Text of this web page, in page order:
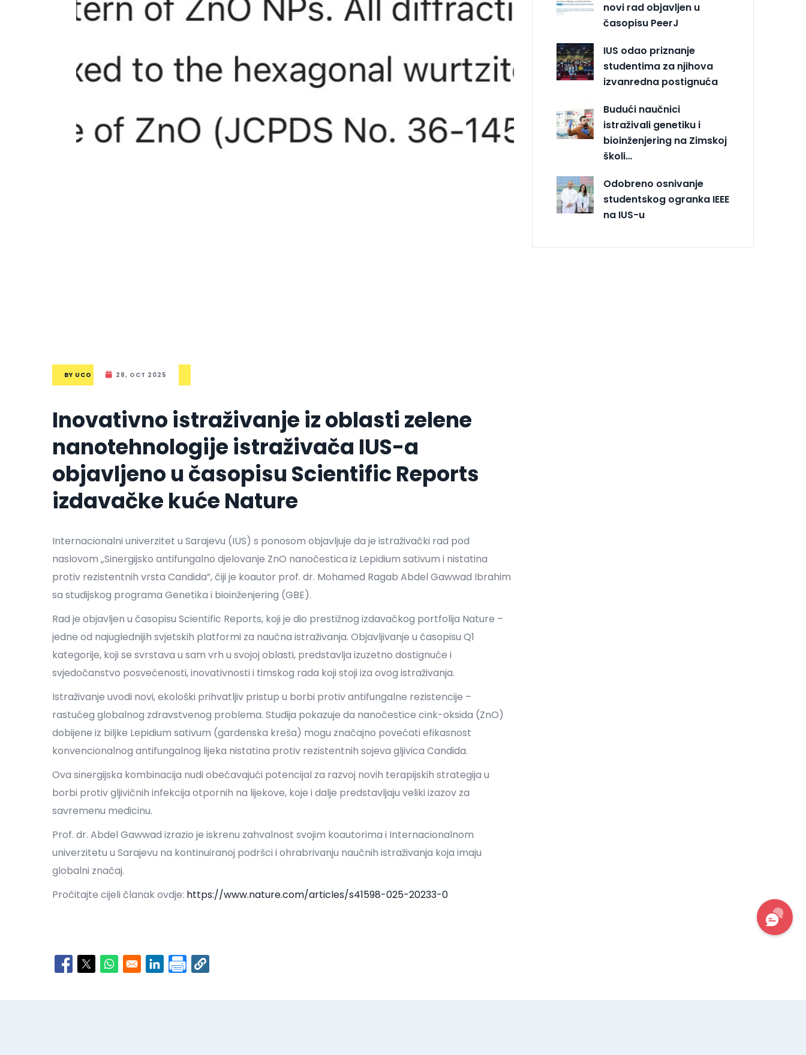
BY UCO 28, OCT 2025
Inovativno istraživanje iz oblasti zelene
nanotehnologije istraživača IUS-a
objavljeno u časopisu Scientific Reports
izdavačke kuće Nature
Internacionalni univerzitet u Sarajevu (IUS) s ponosom objavljuje da je istraživački rad pod
naslovom „Sinergijsko antifungalno djelovanje ZnO nanočestica iz Lepidium sativum i nistatina
protiv rezistentnih vrsta Candida”, čiji je koautor prof. dr. Mohamed Ragab Abdel Gawwad Ibrahim
sa studijskog programa Genetika i bioinženjering (GBE).
Rad je objavljen u časopisu Scientific Reports, koji je dio prestižnog izdavačkog portfolija Nature –
jedne od najuglednijih svjetskih platformi za naučna istraživanja. Objavljivanje u časopisu Q1
kategorije, koji se svrstava u sam vrh u svojoj oblasti, predstavlja izuzetno dostignuće i
svjedočanstvo posvećenosti, inovativnosti i timskog rada koji stoji iza ovog istraživanja.
Istraživanje uvodi novi, ekološki prihvatljiv pristup u borbi protiv antifungalne rezistencije –
rastućeg globalnog zdravstvenog problema. Studija pokazuje da nanočestice cink-oksida (ZnO)
dobijene iz biljke Lepidium sativum (gardenska kreša) mogu značajno povećati efikasnost
konvencionalnog antifungalnog lijeka nistatina protiv rezistentnih sojeva gljivica Candida.
Ova sinergijska kombinacija nudi obećavajući potencijal za razvoj novih terapijskih strategija u
borbi protiv gljivičnih infekcija otpornih na lijekove, koje i dalje predstavljaju veliki izazov za
savremenu medicinu.
Prof. dr. Abdel Gawwad izrazio je iskrenu zahvalnost svojim koautorima i Internacionalnom
univerzitetu u Sarajevu na kontinuiranoj podršci i ohrabrivanju naučnih istraživanja koja imaju
globalni značaj.
Pročitajte cijeli članak ovdje: https://www.nature.com/articles/s41598-025-20233-0
Opens in a new window
Opens in a new window
Opens in a new window
Opens in a new window
novi rad objavljen u
časopisu PeerJ
IUS odao priznanje
studentima za njihova
izvanredna postignuća
Budući naučnici
istraživali genetiku i
bioinženjering na Zimskoj
školi…
Odobreno osnivanje
studentskog ogranka IEEE
na IUS-u